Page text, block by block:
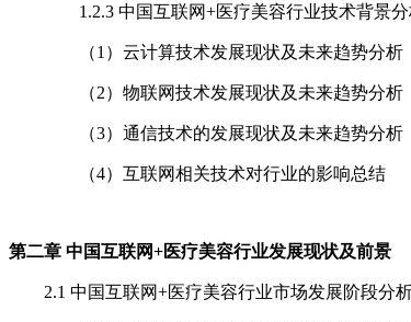
1.2.3 中国互联网+医疗美容行业技术背景分
（1）云计算技术发展现状及未来趋势分析
（2）物联网技术发展现状及未来趋势分析
（3）通信技术的发展现状及未来趋势分析
（4）互联网相关技术对行业的影响总结
第二章 中国互联网+医疗美容行业发展现状及前景
2.1 中国互联网+医疗美容行业市场发展阶段分